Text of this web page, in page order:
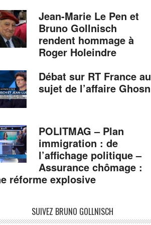
Jean-Marie Le Pen et
Bruno Gollnisch
rendent hommage à
Roger Holeindre
Débat sur RT France au
sujet de l’affaire Ghosn
POLITMAG – Plan
immigration : de
l’affichage politique –
Assurance chômage :
réforme explosive
SUIVEZ BRUNO GOLLNISCH